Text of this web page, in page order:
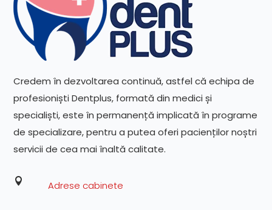
Credem în dezvoltarea continuă, astfel că echipa de
profesioniști Dentplus, formată din medici și
specialiști, este în permanență implicată în programe
de specializare, pentru a putea oferi pacienților noștri
servicii de cea mai înaltă calitate.
 Adrese cabinete